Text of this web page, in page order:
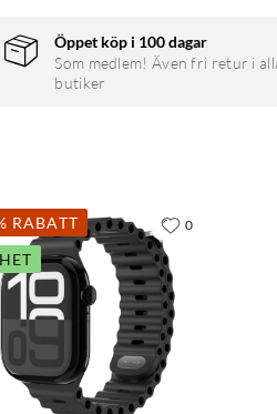
Öppet köp i 100 dagar
Som medlem! Även fri retur i
butiker
RABATT
0